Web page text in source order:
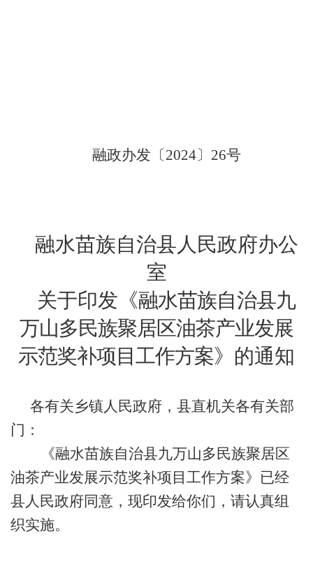
融政办发〔2024〕 26号
融水苗族自治县人民政府办公
室
关于印发《融水苗族自治县九
万山多民族聚居区油茶产业发展
示范奖补项目工作方案》的通知
各有关乡镇人民政府，县直机关各有关部
门：
《融水苗族自治县九万山多民族聚居区
油茶产业发展示范奖补项目工作方案》已经
县人民政府同意，现印发给你们，请认真组
织实施。